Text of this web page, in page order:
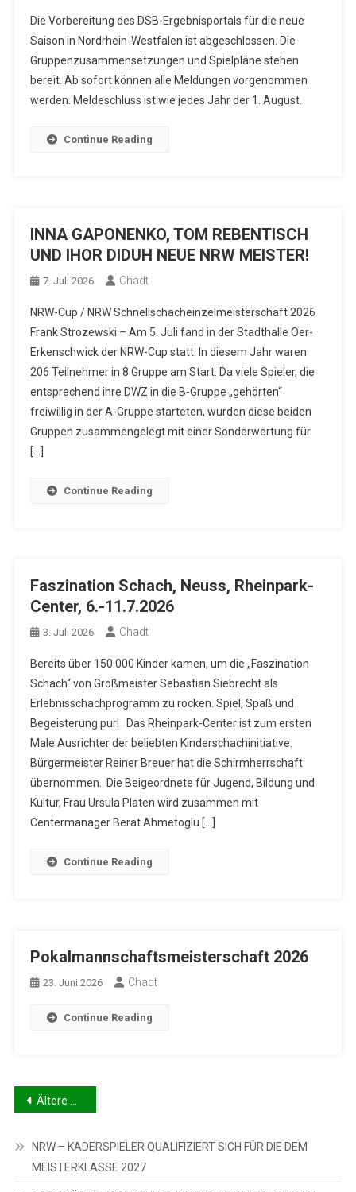
Die Vorbereitung des DSB-Ergebnisportals für die neue
Saison in Nordrhein-Westfalen ist abgeschlossen. Die
Gruppenzusammensetzungen und Spielpläne stehen
bereit. Ab sofort können alle Meldungen vorgenommen
werden. Meldeschluss ist wie jedes Jahr der 1. August.
Continue Reading
INNA GAPONENKO, TOM REBENTISCH
UND IHOR DIDUH NEUE NRW MEISTER!
7. Juli 2026 Chadt
NRW-Cup / NRW Schnellschacheinzelmeisterschaft 2026
Frank Strozewski – Am 5. Juli fand in der Stadthalle Oer-
Erkenschwick der NRW-Cup statt. In diesem Jahr waren
206 Teilnehmer in 8 Gruppe am Start. Da viele Spieler, die
entsprechend ihre DWZ in die B-Gruppe „gehörten“
freiwillig in der A-Gruppe starteten, wurden diese beiden
Gruppen zusammengelegt mit einer Sonderwertung für
[…]
Continue Reading
Faszination Schach, Neuss, Rheinpark-
Center, 6.-11.7.2026
3. Juli 2026 Chadt
Bereits über 150.000 Kinder kamen, um die „Faszination
Schach“ von Großmeister Sebastian Siebrecht als
Erlebnisschachprogramm zu rocken. Spiel, Spaß und
Begeisterung pur! Das Rheinpark-Center ist zum ersten
Male Ausrichter der beliebten Kinderschachinitiative.
Bürgermeister Reiner Breuer hat die Schirmherrschaft
übernommen. Die Beigeordnete für Jugend, Bildung und
Kultur, Frau Ursula Platen wird zusammen mit
Centermanager Berat Ahmetoglu […]
Continue Reading
Pokalmannschaftsmeisterschaft 2026
23. Juni 2026 Chadt
Continue Reading
Beitragsnavigation
Ältere Beiträge
NRW – KADERSPIELER QUALIFIZIERT SICH FÜR DIE DEM
MEISTERKLASSE 2027